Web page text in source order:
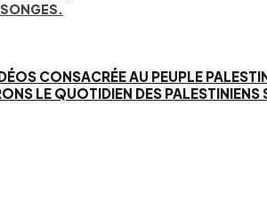
CONSACRÉE AU PEUPLE
LE QUOTIDIEN DES